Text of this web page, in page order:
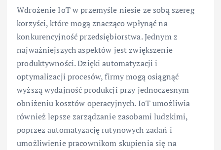
Wdrożenie IoT w przemyśle niesie ze sobą szereg
korzyści, które mogą znacząco wpłynąć na
konkurencyjność przedsiębiorstwa. Jednym z
najważniejszych aspektów jest zwiększenie
produktywności. Dzięki automatyzacji i
optymalizacji procesów, firmy mogą osiągnąć
wyższą wydajność produkcji przy jednoczesnym
obniżeniu kosztów operacyjnych. IoT umożliwia
również lepsze zarządzanie zasobami ludzkimi,
poprzez automatyzację rutynowych zadań i
umożliwienie pracownikom skupienia się na